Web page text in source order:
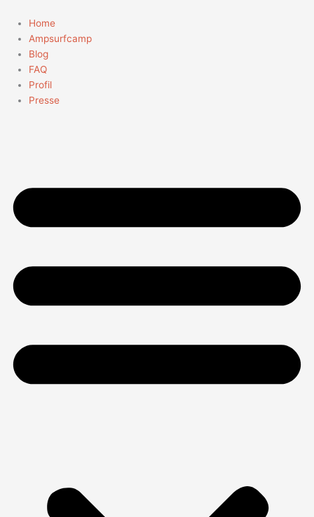
Inhalt
springen
Home
Ampsurfcamp
Blog
FAQ
Profil
Presse